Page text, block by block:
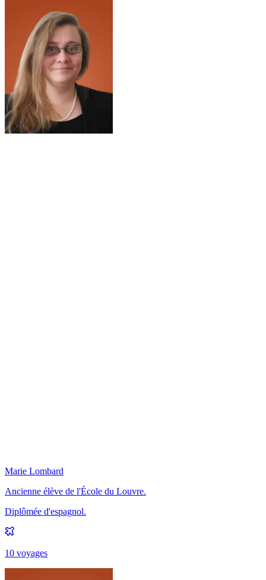
Marie Lombard
Ancienne élève de l'École du Louvre.
Diplômée d'espagnol.
10 voyages